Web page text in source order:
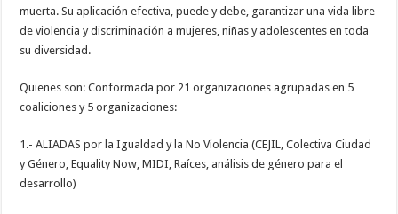
muerta. Su aplicación efectiva, puede y debe, garantizar una vida libre
de violencia y discriminación a mujeres, niñas y adolescentes en toda
su diversidad.
Quienes son: Conformada por 21 organizaciones agrupadas en 5
coaliciones y 5 organizaciones:
1.- ALIADAS por la Igualdad y la No Violencia (CEJIL, Colectiva Ciudad
y Género, Equality Now, MIDI, Raíces, análisis de género para el
desarrollo)